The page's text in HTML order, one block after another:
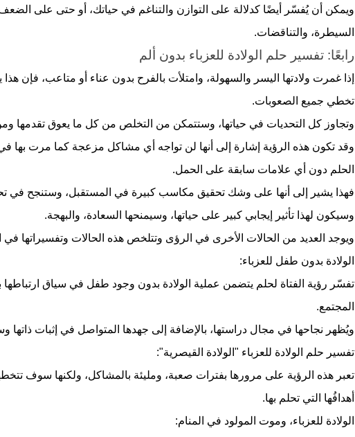
ويمكن أن يُفسّر أيضًا كدلالة على التوازن والتناغم في حياتك، أو حتى على
السيطرة، والتناقضات.
رابعًا: تفسير حلم الولادة للعزباء بدون ألم
إذا غمرت ولادتها اليسر والسهولة، وامتلأت بالفرح بدون عناء أو متاعب، فإن هذا
تخطي جميع الصعوبات.
وتجاوز كل التحديات في حياتها، وستتمكن من التخلص من كل ما يعوق تقدمها
وقد تكون هذه الرؤية إشارة إلى أنها لن تواجه أي مشاكل مزعجة كما مرت بها
الحلم دون أي علامات سابقة على الحمل.
فهذا يشير إلى أنها على وشك تحقيق مكاسب كبيرة في المستقبل، وستنجح في
وسيكون لهذا تأثير إيجابي كبير على حياتها، وسيمنحها السعادة، والبهجة.
ويوجد العديد من الحالات الأخرى في الرؤى وتتلخص هذه الحالات وتفسيراتها في
الولادة بدون طفل للعزباء:
تفسّر رؤية الفتاة لحلم يتضمن عملية الولادة بدون وجود طفل في سياق
المجتمع.
ويُظهر نجاحها في مجال دراستها، بالإضافة إلى جهدها المتواصل في إثبات ذاتها
تفسير حلم الولادة للعزباء "الولادة القيصرية":
تعبر هذه الرؤية على مرورها بفترات صعبة، ومليئة بالمشاكل، ولكنها سوف
أهدافُها التي تحلم بها.
الولادة للعزباء، وموت المولود في المنام: